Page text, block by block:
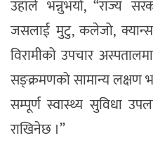
उहाँले भन्नुभयो, “राज्य
जसलाई मुटु, कलेजो,
विरामीको उपचार
सङ्क्रमणको सामान्य लक्षण
सम्पूर्ण स्वास्थ्य सुविधा
राखिनेछ ।”